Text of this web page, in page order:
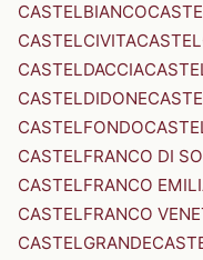
CASTELBIANCO
CASTELCIVITA
CASTELDACCIA
CASTELDIDONE
CASTELFONDO
CASTELFRANCO DI
CASTELFRANCO
CASTELFRANCO
CASTELGRANDE